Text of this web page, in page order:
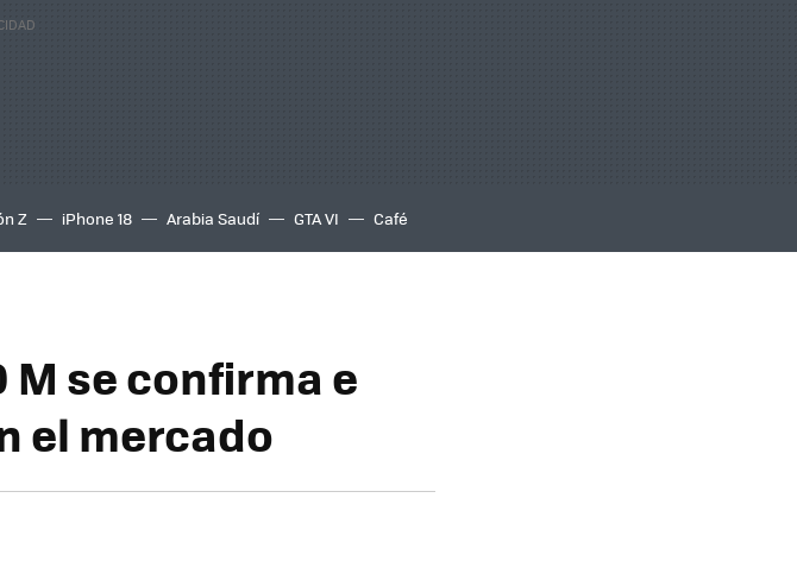
Z iPhone 18 Arabia Saudí GTA VI Café
M se confirma e
el mercado